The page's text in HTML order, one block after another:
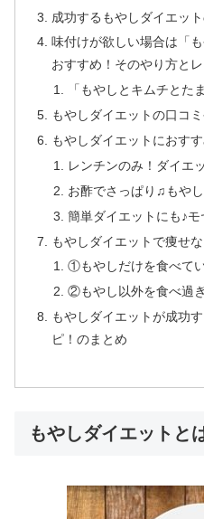
成功するもやしダイエッ
味付けが欲しい場合は「
おすすめ！そのやり方とレ
「もやしとキムチとた
もやしダイエットの口コ
もやしダイエットにおす
レンチンのみ！ダイエ
お酢でさっぱり♫もや
簡単ダイエットにも♪モ
もやしダイエットで痩せ
①もやしだけを食べて
②もやし以外を食べ過
もやしダイエットが成功
ピ！のまとめ
もやしダイエットと